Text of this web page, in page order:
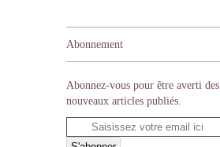
Abonnement
Abonnez-vous pour être averti des
nouveaux articles publiés.